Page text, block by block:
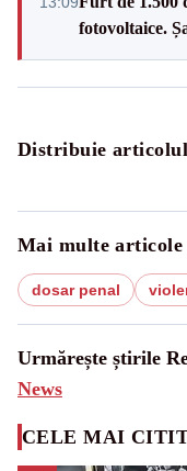
fotovoltaice.
Distribuie articolul
Mai multe articole
dosar penal
Urmărește știrile
News
CELE MAI